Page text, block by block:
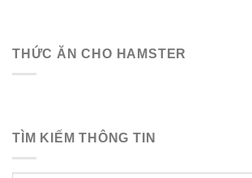
THỨC ĂN CHO HAMSTER
TÌM KIẾM THÔNG TIN